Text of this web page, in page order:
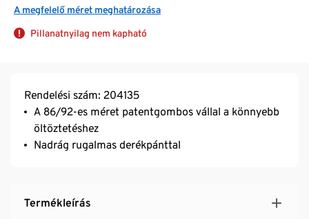
A megfelelő méret meghatározása
Pillanatnyilag nem kapható
Rendelési szám: 204135
A 86/92-es méret patentgombos vállal a könnyebb
öltöztetéshez
Nadrág rugalmas derékpánttal
Termékleírás